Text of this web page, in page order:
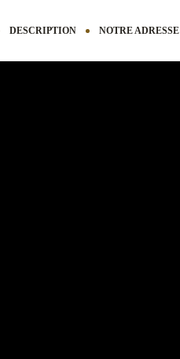
DESCRIPTION NOTRE ADRESSE